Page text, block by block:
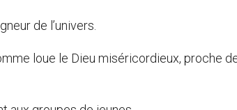
de l’univers.
loue le Dieu miséricordieux, proche